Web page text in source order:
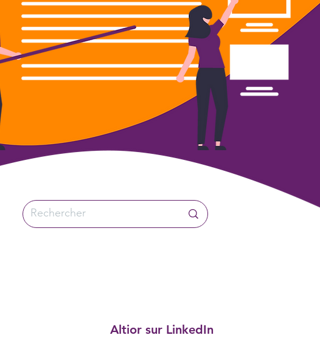
Altior sur LinkedIn